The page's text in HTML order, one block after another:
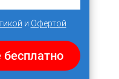
и Офертой
бесплатно